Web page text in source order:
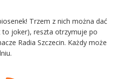
Trzem z nich można dać
joker), reszta otrzymuje po
Radia Szczecin. Każdy może